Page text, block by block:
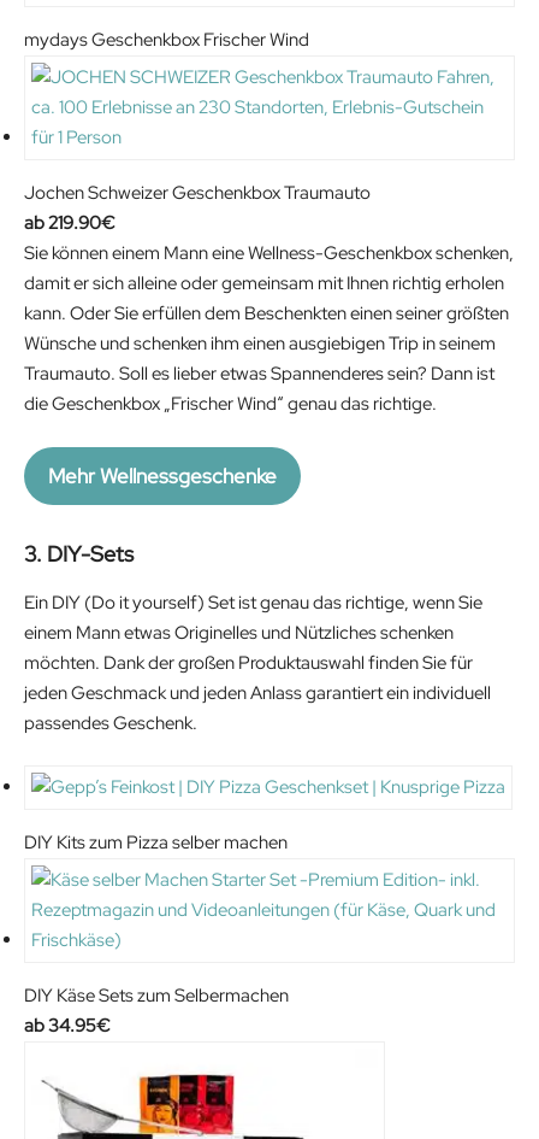
mydays Geschenkbox Frischer Wind
Jochen Schweizer Geschenkbox Traumauto
219.90€
Sie können einem Mann eine Wellness-Geschenkbox schenken,
damit er sich alleine oder gemeinsam mit Ihnen richtig erholen
kann. Oder Sie erfüllen dem Beschenkten einen seiner größten
Wünsche und schenken ihm einen ausgiebigen Trip in seinem
Traumauto. Soll es lieber etwas Spannenderes sein? Dann ist
die Geschenkbox „Frischer Wind“ genau das richtige.
Mehr Wellnessgeschenke
3. DIY-Sets
Ein DIY (Do it yourself) Set ist genau das richtige, wenn Sie
einem Mann etwas Originelles und Nützliches schenken
möchten. Dank der großen Produktauswahl finden Sie für
jeden Geschmack und jeden Anlass garantiert ein individuell
passendes Geschenk.
DIY Kits zum Pizza selber machen
DIY Käse Sets zum Selbermachen
34.95€